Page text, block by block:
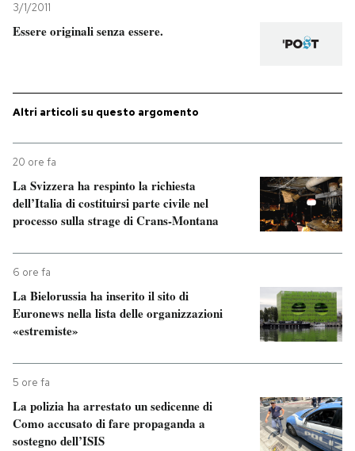
I MIEI PREFERITI
CALENDARIO
AREA PERSONALE
Entra
3/1/2011
Essere originali senza essere.
Altri articoli su questo argomento
20 ore fa
La Svizzera ha respinto la richiesta
dell’Italia di costituirsi parte civile nel
processo sulla strage di Crans-Montana
6 ore fa
La Bielorussia ha inserito il sito di
Euronews nella lista delle organizzazioni
«estremiste»
5 ore fa
La polizia ha arrestato un sedicenne di
Como accusato di fare propaganda a
sostegno dell’ISIS